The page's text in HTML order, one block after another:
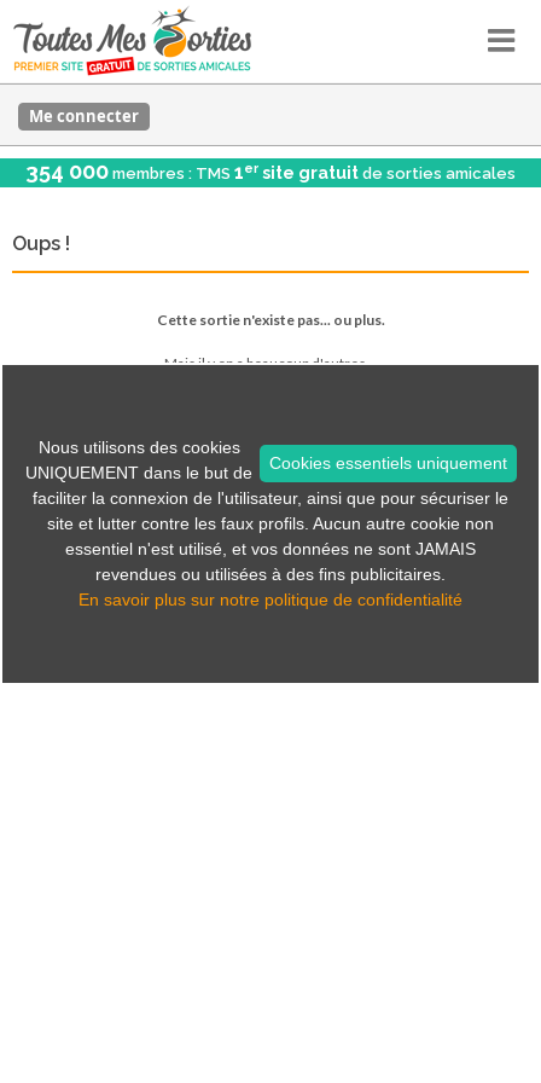
Me connecter
354 000 membres : TMS 1er site gratuit de sorties amicales
Oups !
Cette sortie n'existe pas... ou plus.
Mais il y en a beaucoup d'autres...
Tous les menus sont accessibles via les icônes en haut.
Cookies essentiels uniquement
Nous utilisons des cookies
UNIQUEMENT dans le but de
faciliter la connexion de l'utilisateur, ainsi que pour sécuriser le
site et lutter contre les faux profils. Aucun autre cookie non
essentiel n'est utilisé, et vos données ne sont JAMAIS
revendues ou utilisées à des fins publicitaires.
En savoir plus sur notre politique de confidentialité